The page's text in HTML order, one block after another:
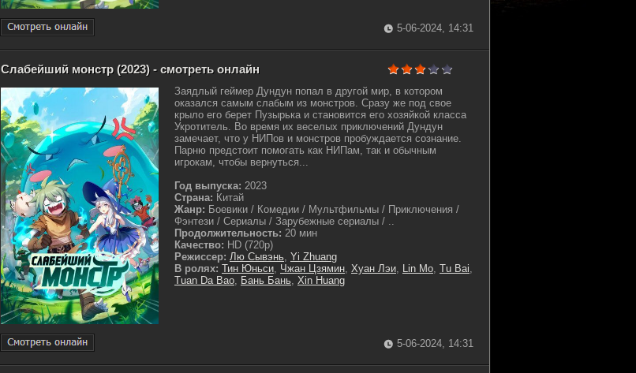
5-06-2024, 14:31
Слабейший монстр (2023) - смотреть онлайн
Заядлый геймер Дундун попал в другой мир, в котором
оказался самым слабым из монстров. Cразу же под свое
крыло его берет Пузырька и становится его хозяйкой класса
Укротитель. Во время их веселых приключений Дундун
замечает, что у НИПов и монстров пробуждается сознание.
Парню предстоит помогать как НИПам, так и обычным
игрокам, чтобы вернуться...
Год выпуска: 2023
Страна: Китай
Жанр: Боевики / Комедии / Мультфильмы / Приключения /
Фэнтези / Сериалы / Зарубежные сериалы / ..
Продолжительность: 20 мин
Качество: HD (720p)
Режиссер: Лю Сывэнь, Yi Zhuang
В ролях: Тин Юньси, Чжан Цзямин, Хуан Лэи, Lin Mo, Tu Bai,
Tuan Da Bao, Бань Бань, Xin Huang
5-06-2024, 14:31